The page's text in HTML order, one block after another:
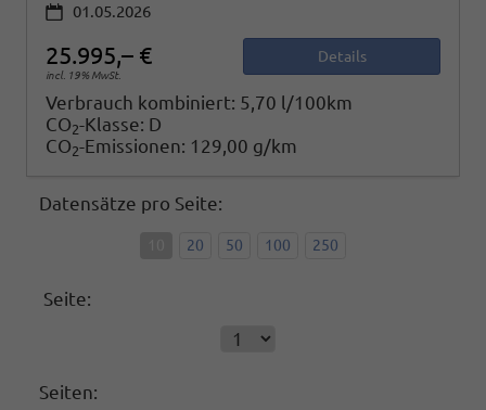
01.05.2026
25.995,– €
incl. 19% MwSt.
Details
Verbrauch kombiniert: 5,70 l/100km
CO2-Klasse: D
CO2-Emissionen: 129,00 g/km
Datensätze pro Seite:
20 50 100 250
Seite:
Seiten: